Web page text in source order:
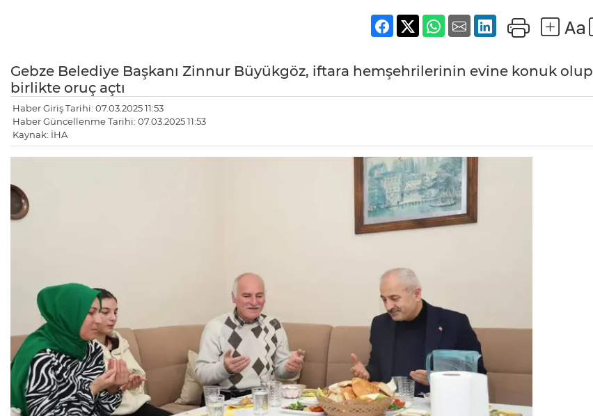
Gebze Belediye Başkanı Zinnur Büyükgöz, iftara hemşehrilerinin evine konuk olup
birlikte oruç açtı
Haber Giriş Tarihi: 07.03.2025 11:53
Haber Güncellenme Tarihi: 07.03.2025 11:53
Kaynak: İHA